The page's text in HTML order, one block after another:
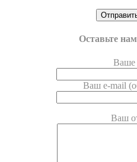
Оставьте
Ваше
Ваш e-mail
Ваш